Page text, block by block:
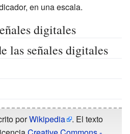
en una escala.
digitales
las señales digitales
porWikipedia
. El texto